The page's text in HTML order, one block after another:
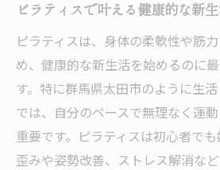
初心者でも安心できるピラテ
ピラティス初心者に優し
未経験からでも安心なピ
密
太田市のピラティス体験
初心者がピラティスで感
ピラティスで叶える健康的な新
ピラティスは、身体の柔軟性や筋
め、健康的な新生活を始めるのに
す。特に群馬県太田市のように生
では、自分のペースで無理なく運
重要です。ピラティスは初心者で
歪みや姿勢改善、ストレス解消な